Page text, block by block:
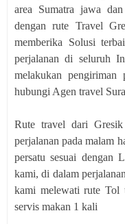
area Sumatra jawa
dengan rute Travel
memberika Solusi
perjalanan di seluruh
melakukan pengiriman
hubungi Agen travel
Rute travel dari
perjalanan pada malam
persatu sesuai dengan
kami, di dalam
kami melewati rute Tol
servis makan 1 kali